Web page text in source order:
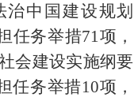
治中国建设规划
任务举措71项，
会建设实施纲要
任务举措10项，